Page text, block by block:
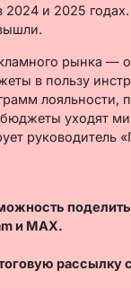
2024 и 2025
рынка —
в пользу
лояльности,
бюджеты уходят
руководитель
и MAX.
рассылку